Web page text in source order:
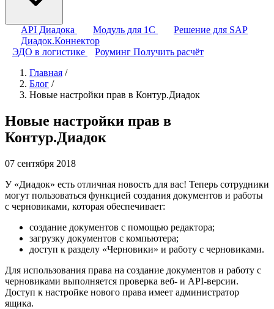
API Диадока Модуль для 1С
Решение для SAP
Диадок.Коннектор
ЭДО в логистике
Роуминг Получить расчёт
Главная /
Блог /
Новые настройки прав в Контур.Диадок
Новые настройки прав в
Контур.Диадок
07 сентября 2018
У «Диадок» есть отличная новость для вас! Теперь сотрудники
могут пользоваться функцией создания документов и работы
с черновиками, которая обеспечивает:
создание документов с помощью редактора;
загрузку документов с компьютера;
доступ к разделу «Черновики» и работу с черновиками.
Для использования права на создание документов и работу с
черновиками выполняется проверка веб- и API-версии.
Доступ к настройке нового права имеет администратор
ящика.